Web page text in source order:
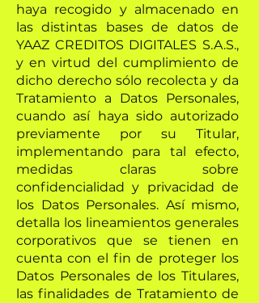
haya recogido y almacenado en
las distintas bases de datos de
YAAZ CREDITOS DIGITALES S.A.S.,
y en virtud del cumplimiento de
dicho derecho sólo recolecta y da
Tratamiento a Datos Personales,
cuando así haya sido autorizado
previamente por su Titular,
implementando para tal efecto,
medidas claras sobre
confidencialidad y privacidad de
los Datos Personales. Así mismo,
detalla los lineamientos generales
corporativos que se tienen en
cuenta con el fin de proteger los
Datos Personales de los Titulares,
las finalidades de Tratamiento de